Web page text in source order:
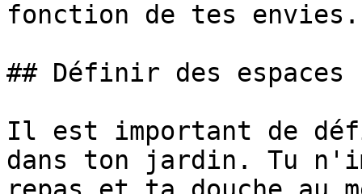
fonction de tes envies.
## Définir des espaces
Il est important de
dans ton jardin. Tu